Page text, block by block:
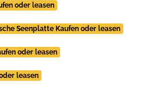
oder leasen
Seenplatte Kaufen oder leasen
oder leasen
leasen